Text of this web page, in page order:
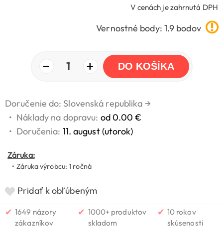
V cenách je zahrnutá DPH
Vernostné body: 1.9 bodov
− 1 + DO KOŠÍKA
Doručenie do: Slovenská republika →
• Náklady na dopravu: od 0.00 €
• Doručenia: 11. august (utorok)
Záruka:
• Záruka výrobcu: 1 ročná
Pridať k obľúbeným
✔ 1649 názory
zákazníkov
✔ 1000+ produktov
skladom
✔ 10 rokov
skúsenosti